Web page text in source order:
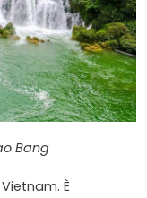
Bang
È